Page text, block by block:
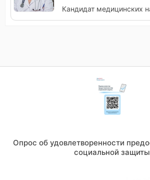
Кандидат медицинских
Опрос об удовлетворенности
социальной защиты